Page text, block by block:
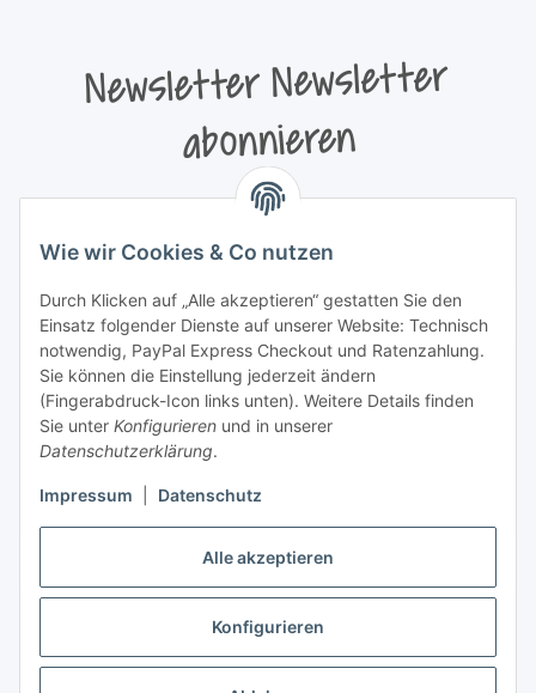
Alle akzeptieren
Konfigurieren
Wie wir Cookies & Co nutzen
Durch Klicken auf „Alle akzeptieren“ gestatten Sie den
Einsatz folgender Dienste auf unserer Website: Technisch
notwendig, PayPal Express Checkout und Ratenzahlung.
Sie können die Einstellung jederzeit ändern
(Fingerabdruck-Icon links unten). Weitere Details finden
Sie unter Konfigurieren und in unserer
Datenschutzerklärung.
Impressum Datenschutz
Newsletter Newsletter
abonnieren
Bitte senden Sie mir entsprechend Ihrer
Informationen zu Ihrem Produktsortiment per E-Mail zu.
Newsletter abonnieren
Newsletter Newsletter abonnieren
Informationen
Gesetzliche Informationen
Vertrag widerrufen